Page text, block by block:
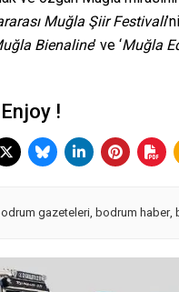
Muğla Şiir Festivali
Bienaline’ ve ‘Muğla
!
gazeteleri bodrum haber,